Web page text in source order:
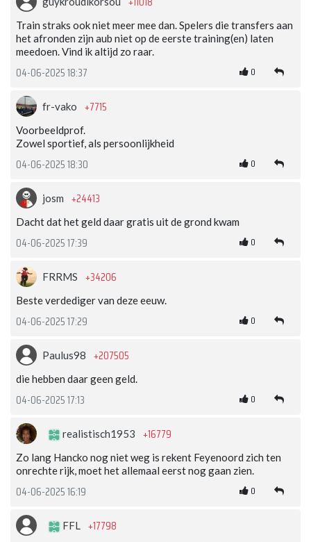
Train straks ook niet meer mee dan. Spelers die transfers aan
het afronden zijn aub niet op de eerste training(en) laten
meedoen. Vind ik altijd zo raar.
04-06-2025 18:37 0
fr-vako +7715
Voorbeeldprof.
Zowel sportief, als persoonlijkheid
04-06-2025 18:30 0
josm +24413
Dacht dat het geld daar gratis uit de grond kwam
04-06-2025 17:39 0
FRRMS +34206
Beste verdediger van deze eeuw.
04-06-2025 17:29 0
Paulus98 +207505
die hebben daar geen geld.
04-06-2025 17:13 0
realistisch1953 +16779
Zo lang Hancko nog niet weg is rekent Feyenoord zich ten
onrechte rijk, moet het allemaal eerst nog gaan zien.
04-06-2025 16:19 0
FFL +17798